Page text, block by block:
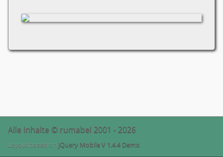
Alle Inhalte © rumabel 2001 - 2026
Layout based on jQuery Mobile V 1.4.4 Demo